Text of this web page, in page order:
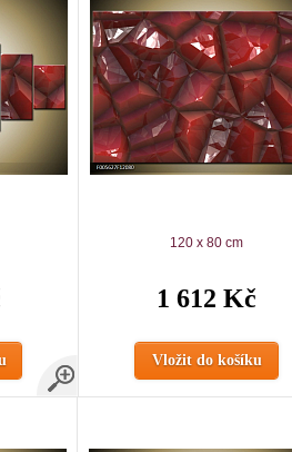
120 x 80 cm
1 612 Kč
Vložit do košíku